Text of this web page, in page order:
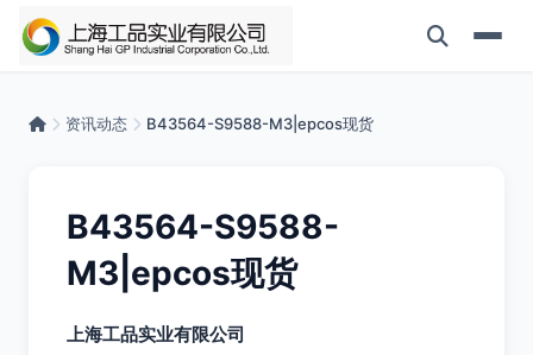
资讯动态 B43564-S9588-M3|epcos现货
B43564-S9588-
M3|epcos现货
上海工品实业有限公司